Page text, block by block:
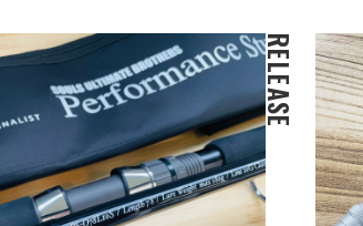
RELEASE